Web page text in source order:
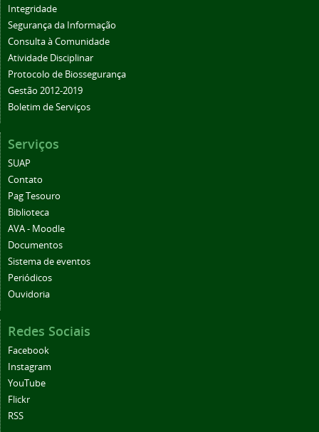
Integridade
Segurança da Informação
Consulta à Comunidade
Atividade Disciplinar
Protocolo de Biossegurança
Gestão 2012-2019
Boletim de Serviços
Serviços
SUAP
Contato
Pag Tesouro
Biblioteca
AVA - Moodle
Documentos
Sistema de eventos
Periódicos
Ouvidoria
Redes Sociais
Facebook
Instagram
YouTube
Flickr
RSS